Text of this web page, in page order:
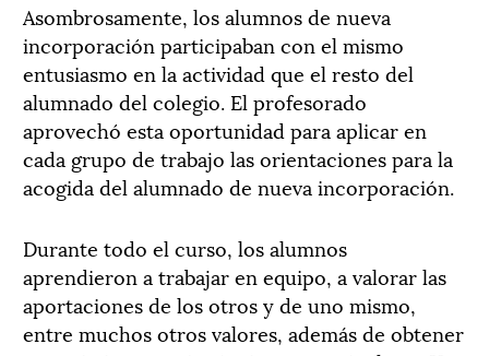
Asombrosamente, los alumnos de nueva
incorporación participaban con el mismo
entusiasmo en la actividad que el resto del
alumnado del colegio. El profesorado
aprovechó esta oportunidad para aplicar en
cada grupo de trabajo las orientaciones para la
acogida del alumnado de nueva incorporación.
Durante todo el curso, los alumnos
aprendieron a trabajar en equipo, a valorar las
aportaciones de los otros y de uno mismo,
entre muchos otros valores, además de obtener